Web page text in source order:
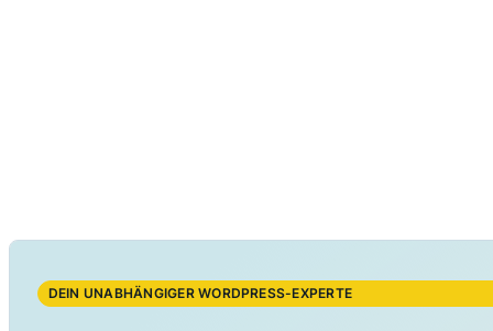
DEIN UNABHÄNGIGER WORDPRESS-EXPERTE